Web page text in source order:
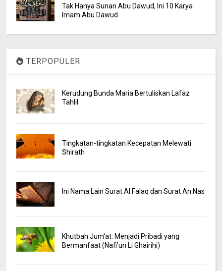
Tak Hanya Sunan Abu Dawud, Ini 10 Karya
Imam Abu Dawud
TERPOPULER
Kerudung Bunda Maria Bertuliskan Lafaz
Tahlil
Tingkatan-tingkatan Kecepatan Melewati
Shirath
Ini Nama Lain Surat Al Falaq dan Surat An Nas
Khutbah Jum'at: Menjadi Pribadi yang
Bermanfaat (Nafi'un Li Ghairihi)